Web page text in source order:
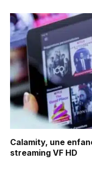
Calamity, une
streaming VF HD